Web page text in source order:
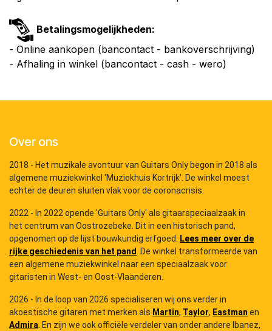
Betalingsmogelijkheden:
- Online aankopen (bancontact - bankoverschrijving)
- Afhaling in winkel (bancontact - cash - wero)
Over ons
2018 - Het muzikale avontuur van Guitars Only begon in 2018 als
algemene muziekwinkel 'Muziekhuis Kortrijk'. De winkel moest
echter de deuren sluiten vlak voor de coronacrisis.
2022 - In 2022 opende 'Guitars Only' als gitaarspeciaalzaak in
het centrum van Oostrozebeke. Dit in een historisch pand,
opgenomen op de lijst bouwkundig erfgoed. Lees meer over de
rijke geschiedenis van het pand. De winkel transformeerde van
een algemene muziekwinkel naar een speciaalzaak voor
gitaristen in West- en Oost-Vlaanderen.
2026 - In de loop van 2026 specialiseren wij ons verder in
akoestische gitaren met merken als Martin, Taylor, Eastman en
Admira. En zijn we ook officiële verdeler van onder andere Ibanez,